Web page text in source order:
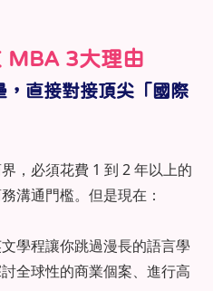
MBA 3大理由
直接對接頂尖「國際
，必須花費 1 到 2 年以上的
溝通門檻。但是現在：
學程讓你跳過漫長的語言學
全球性的商業個案、進行高